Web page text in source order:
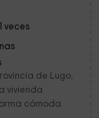
veces
de Lugo,
vivienda
cómoda